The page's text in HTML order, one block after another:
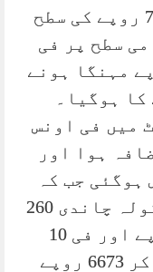
نئی قیمت 4 لاکھ 78ہزار 762 روپے کی سطح
سطح پر فی
سونا بھی 2401 روپے مہنگا ہونے
ہزار 461 روپے کا ہوگیا۔
میں فی اونس
ہوا اور
اونس ہوگئی جب کہ
مقامی مارکیٹوں میں فی تولہ چاندی 260
روپے مہنگی ہوکر 7784 روپے اور فی 10
گرام چاندی 223 روپے بڑھ کر 6673 روپے